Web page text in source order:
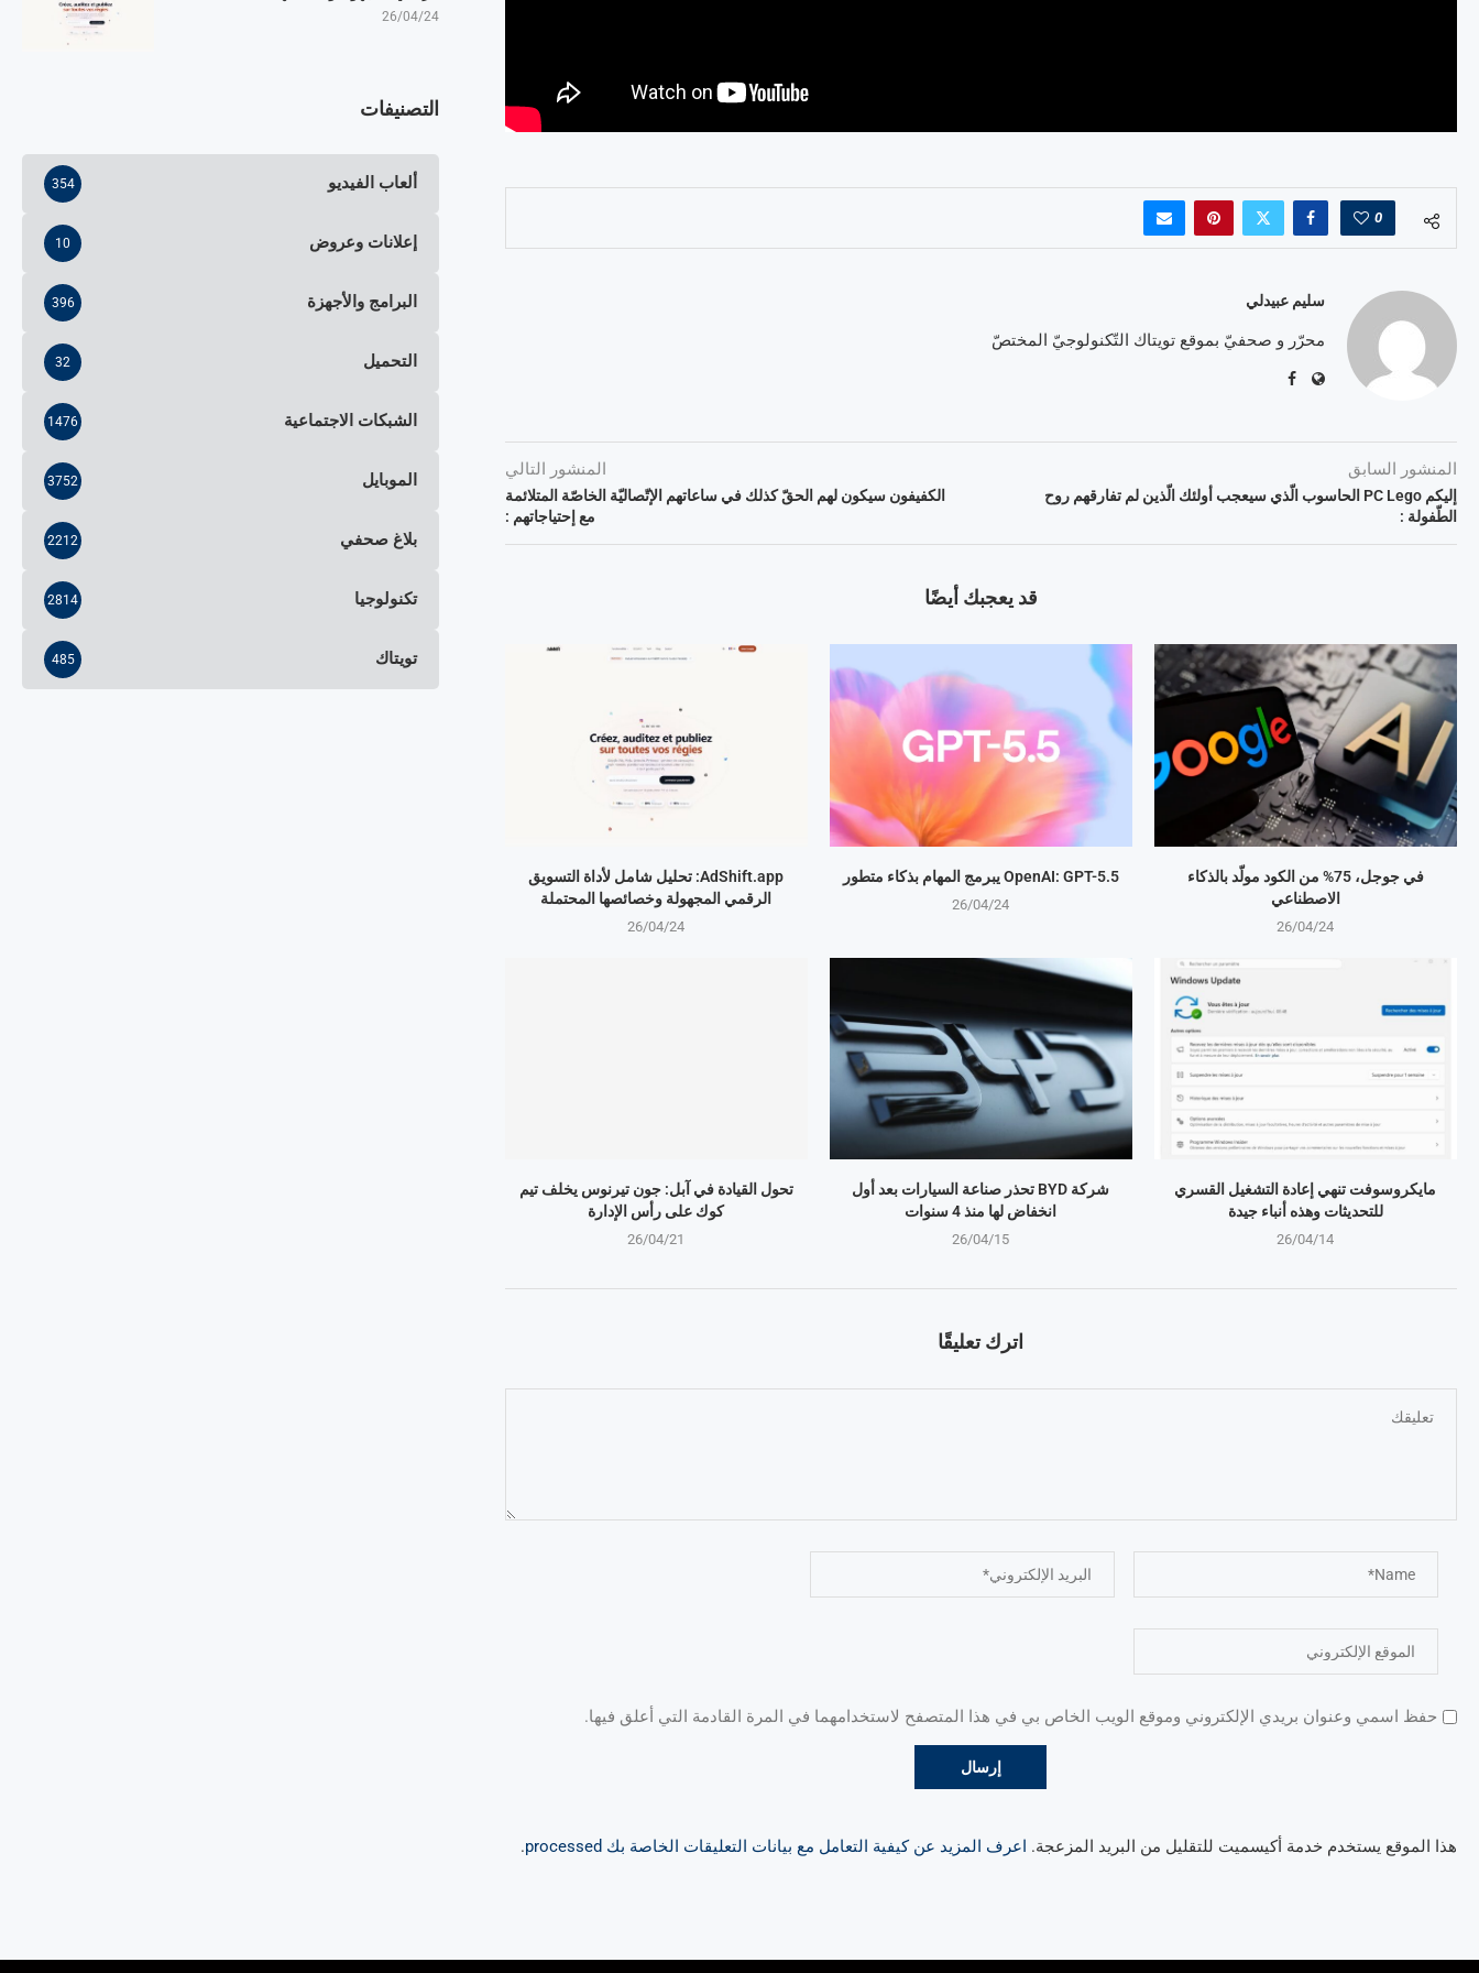
0
سليم عبيدلي
محرّر و صحفيّ بموقع تويتاك التّكنولوجيّ المختصّ
المنشور السابق
إليكم PC Lego الحاسوب الّذي سيعجب أولئك الّذين لم تفارقهم روح
الطّفولة :
المنشور التالي
الكفيفون سيكون لهم الحقّ كذلك في ساعاتهم الإتّصاليّة الخاصّة المتلائمة
مع إحتياجاتهم :
قد يعجبك أيضًا
AdShift.app: تحليل شامل لأداة التسويق
الرقمي المجهولة وخصائصها المحتملة
26/04/24
OpenAI: GPT-5.5 يبرمج المهام بذكاء متطور
26/04/24
في جوجل، 75% من الكود مولّد بالذكاء
الاصطناعي
26/04/24
تحول القيادة في آبل: جون تيرنوس يخلف تيم
كوك على رأس الإدارة
26/04/21
شركة BYD تحذر صناعة السيارات بعد أول
انخفاض لها منذ 4 سنوات
26/04/15
مايكروسوفت تنهي إعادة التشغيل القسري
للتحديثات وهذه أنباء جيدة
26/04/14
اترك تعليقًا
حفظ اسمي وعنوان بريدي الإلكتروني وموقع الويب الخاص بي في هذا المتصفح لاستخدامهما في المرة القادمة التي أعلق فيها.
هذا الموقع يستخدم خدمة أكيسميت للتقليل من البريد المزعجة. اعرف المزيد عن كيفية التعامل مع بيانات التعليقات الخاصة بك processed .
26/04/24
التصنيفات
ألعاب الفيديو 354
إعلانات وعروض 10
البرامج والأجهزة 396
التحميل 32
الشبكات الاجتماعية 1476
الموبايل 3752
بلاغ صحفي 2212
تكنولوجيا 2814
تويتاك 485